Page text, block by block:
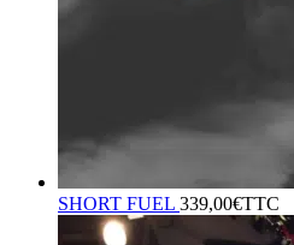
SHORT FUEL 339,00€TTC